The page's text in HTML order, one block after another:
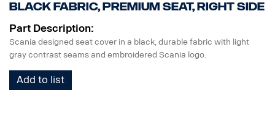
Black fabric, Premium seat, Right side
Part Description:
Scania designed seat cover in a black, durable fabric with light
gray contrast seams and embroidered Scania logo.
Add to list